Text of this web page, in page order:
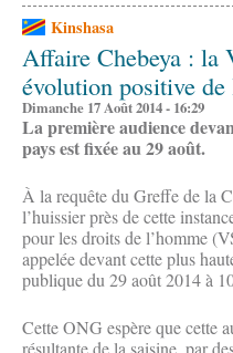
Kinshasa
Affaire Chebeya : la
évolution positive de
Dimanche 17 Août 2014 - 16:29
La première audience
pays est fixée au 29 août.
À la requête du Greffe de la
l’huissier près de cette
pour les droits de l’homme
appelée devant cette plus
publique du 29 août 2014 à
Cette ONG espère que cette
résultante de la saisine, par